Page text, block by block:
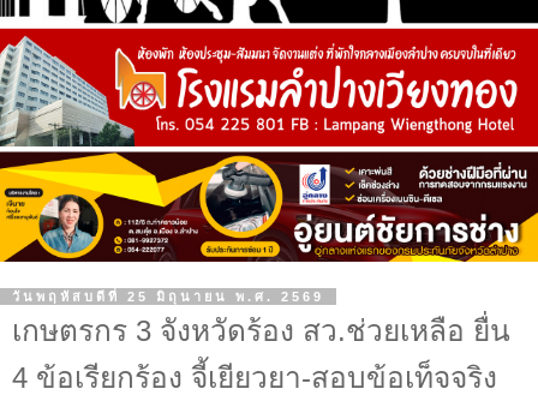
วันพฤหัสบดีที่ 25 มิถุนายน พ.ศ. 2569
เกษตรกร 3 จังหวัดร้อง สว.ช่วยเหลือ ยื่น
4 ข้อเรียกร้อง จี้เยียวยา-สอบข้อเท็จจริง